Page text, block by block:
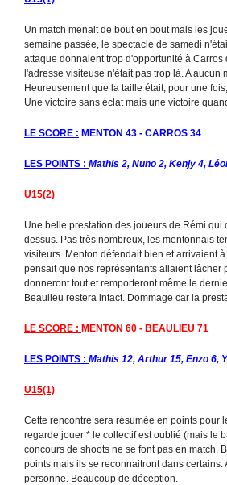
Un match menait de bout en bout mais les
semaine passée, le spectacle de samedi
attaque donnaient trop d'opportunité à
l'adresse visiteuse n'était pas trop là. A
Heureusement que la taille était, pour une
Une victoire sans éclat mais une victoire
LE SCORE : MENTON 43 - CARROS 34
LES POINTS : Mathis 2, Nuno 2, Kenjy 4,
U15(2)
Une belle prestation des joueurs de Rémi
dessus. Pas très nombreux, les mentonnais
visiteurs. Menton défendait bien et arrivaient
pensait que nos représentants allaient lâcher
donneront tout et remporteront même le
Beaulieu restera intact. Dommage car la
LE SCORE : MENTON 60 - BEAULIEU 71
LES POINTS : Mathis 12, Arthur 15, Enzo 6,
U15(1)
Cette rencontre sera résumée en points pour
regarde jouer * le collectif est oublié (mais le
concours de shoots ne se font pas en match.
points mais ils se reconnaitront dans
personne. Beaucoup de déception.